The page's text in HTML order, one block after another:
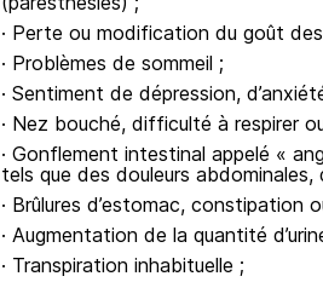
· Perte ou modification du goût
· Problèmes de sommeil ;
· Sentiment de dépression,
· Nez bouché, difficulté à respirer
· Gonflement intestinal appelé «
tels que des douleurs
· Brûlures d’estomac, constipation
· Augmentation de la quantité
· Transpiration inhabituelle ;